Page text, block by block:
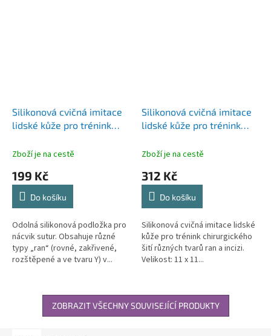
Silikonová cvičná imitace
lidské kůže pro trénink
Zboží je na cestě
199 Kč
Do košíku
Odolná silikonová podložka pro
nácvik sutur. Obsahuje různé
typy „ran“ (rovné, zakřivené,
rozštěpené a ve tvaru Y) v...
Silikonová cvičná imitace
lidské kůže pro trénink
tvarů ran a incizi
Zboží je na cestě
312 Kč
Do košíku
Silikonová cvičná imitace lidské
kůže pro trénink chirurgického
šití různých tvarů ran a incizi.
Velikost: 11 x 11...
ZOBRAZIT VŠECHNY SOUVISEJÍCÍ PRODUKTY